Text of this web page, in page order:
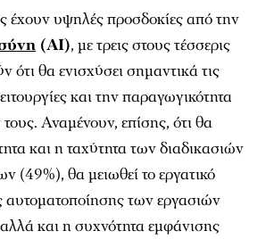
έχουν υψηλές προσδοκίες από την
(AI), με τρεις στους τέσσερις
ότι θα ενισχύσει σημαντικά τις
και την παραγωγικότητα
Αναμένουν, επίσης, ότι θα
και η ταχύτητα των διαδικασιών
(49%), θα μειωθεί το εργατικό
αυτοματοποίησης των εργασιών
και η συχνότητα εμφάνισης